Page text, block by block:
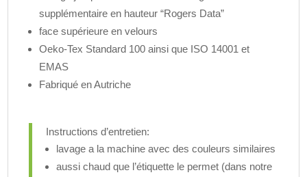
supplémentaire en hauteur “Rogers Data”
face supérieure en velours
Oeko-Tex Standard 100 ainsi que ISO 14001 et
EMAS
Fabriqué en Autriche
Instructions d’entretien:
lavage a la machine avec des couleurs similaires
aussi chaud que l’étiquette le permet (dans notre